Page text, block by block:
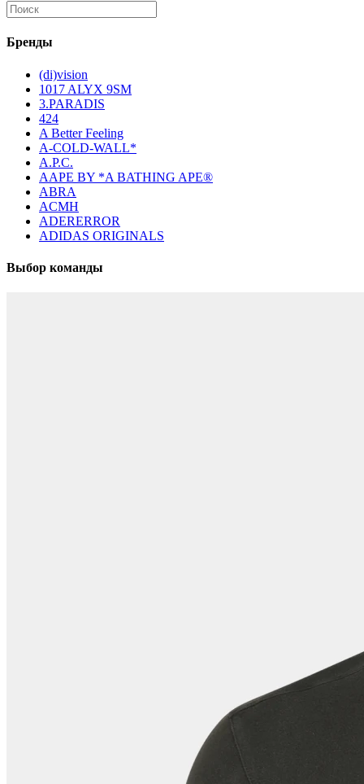
Бренды
(di)vision
1017 ALYX 9SM
3.PARADIS
424
A Better Feeling
A-COLD-WALL*
A.P.C.
AAPE BY *A BATHING APE®
ABRA
ACMH
ADERERROR
ADIDAS ORIGINALS
Выбор команды